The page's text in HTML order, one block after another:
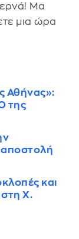
Μα
μια ώρα
Αθήνας»:
της
και
στη Χ.